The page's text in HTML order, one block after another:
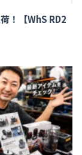
！【WhS RD2